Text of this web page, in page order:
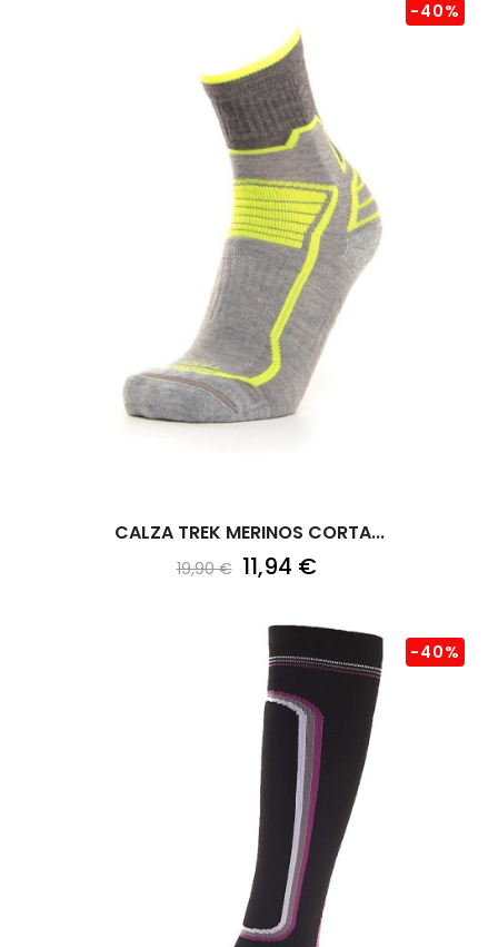
CALZA TREK MERINOS CORTA...
19,90 €
-40%
11,94 €
-40%